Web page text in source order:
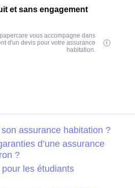
et sans engagement
vous accompagne dans
d'un devis pour votre assurance
habitation.
assurance habitation ?
d’une assurance
?
les étudiants